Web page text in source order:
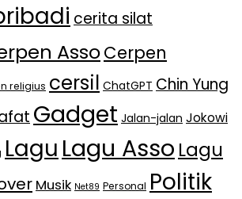
cerita silat
AssoCerpen
religius cersil ChatGPT Chin Yung
Gadget Jalan-jalan Jokowi
Lagu Lagu Asso Lagu
Musik Net89 Personal Politik